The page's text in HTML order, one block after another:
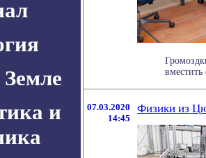
и
07.03.2020
14:45
Физики из